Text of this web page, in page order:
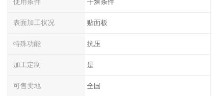
使用条件 干燥条件
表面加工状况 贴面板
特殊功能 抗压
加工定制 是
可售卖地 全国